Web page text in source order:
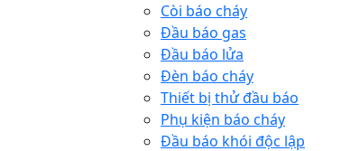
Còi báo cháy
Đầu báo gas
Đầu báo lửa
Đèn báo cháy
Thiết bị thử đầu báo
Phụ kiện báo cháy
Đầu báo khói độc lập